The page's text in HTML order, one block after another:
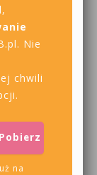
Nie
chwili
na